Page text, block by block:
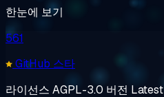
한눈에 보기
561
GitHub 스타
라이선스 AGPL-3.0 버전 Latest